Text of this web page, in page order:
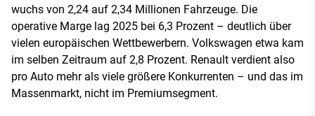
wuchs von 2,24 auf 2,34 Millionen Fahrzeuge. Die
operative Marge lag 2025 bei 6,3 Prozent – deutlich über
vielen europäischen Wettbewerbern. Volkswagen etwa kam
im selben Zeitraum auf 2,8 Prozent. Renault verdient also
pro Auto mehr als viele größere Konkurrenten – und das im
Massenmarkt, nicht im Premiumsegment.